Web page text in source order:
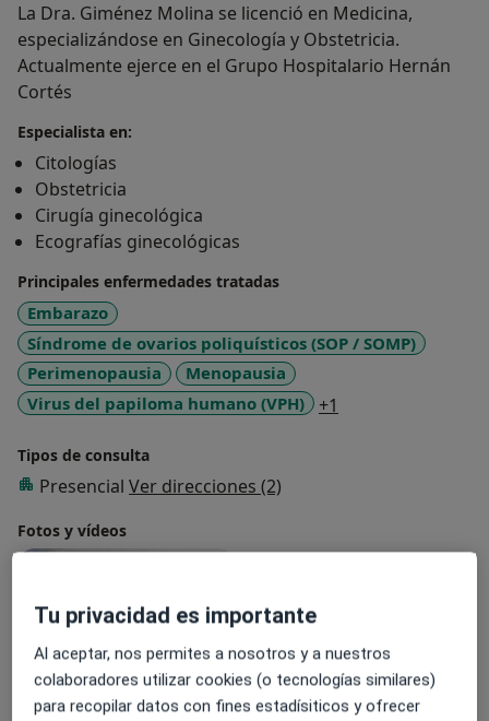
La Dra. Giménez Molina se licenció en Medicina,
especializándose en Ginecología y Obstetricia.
Actualmente ejerce en el Grupo Hospitalario Hernán
Cortés
Especialista en:
Citologías
Obstetricia
Cirugía ginecológica
Ecografías ginecológicas
Principales enfermedades tratadas
Embarazo
Síndrome de ovarios poliquísticos (SOP / SOMP)
Perimenopausia
Menopausia
Virus del papiloma humano (VPH)
+1
Tipos de consulta
Presencial Ver direcciones (2)
Fotos y vídeos
Tu privacidad es importante
Al aceptar, nos permites a nosotros y a nuestros
colaboradores utilizar cookies (o tecnologías similares)
para recopilar datos con fines estadísiticos y ofrecer